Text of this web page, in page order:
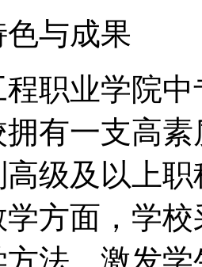
与成果
职业学院
有一支高
级及以上
方面，学
法，激发